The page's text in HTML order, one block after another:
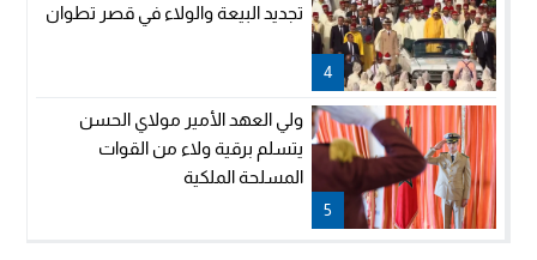
4
تجديد البيعة والولاء في قصر تطوان
5
ولي العهد الأمير مولاي الحسن
يتسلم برقية ولاء من القوات
المسلحة الملكية